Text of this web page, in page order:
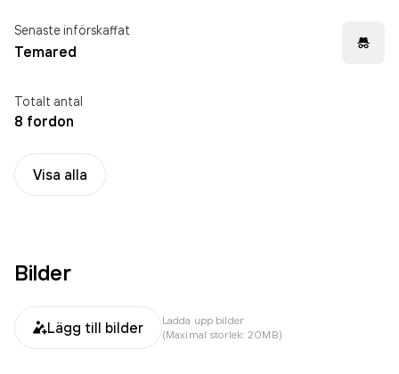
Senaste införskaffat
Temared
Totalt antal
8 fordon
Visa alla
Bilder
Lägg till bilder
Ladda upp bilder
(Maximal storlek: 20MB)